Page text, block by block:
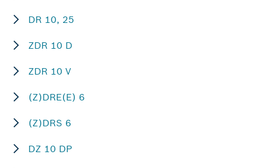
DR 10, 25
ZDR 10 D
ZDR 10 V
(Z)DRE(E) 6
(Z)DRS 6
DZ 10 DP